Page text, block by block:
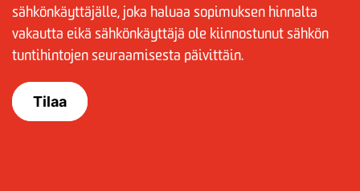
sähkönkäyttäjälle, joka haluaa sopimuksen hinnalta
vakautta eikä sähkönkäyttäjä ole kiinnostunut sähkön
tuntihintojen seuraamisesta päivittäin.
Tilaa